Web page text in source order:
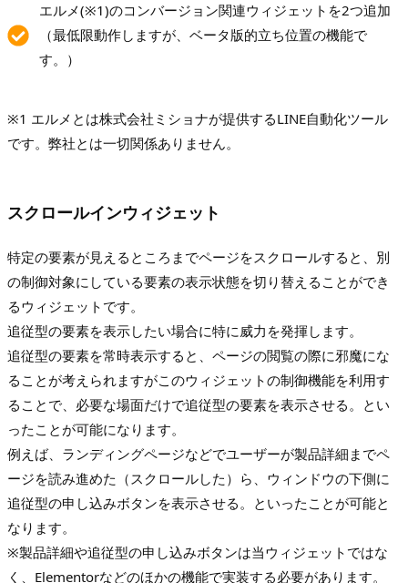
エルメ(※1)のコンバージョン関連ウィジェットを2つ追加
（最低限動作しますが、ベータ版的立ち位置の機能で
す。）
※1 エルメとは株式会社ミショナが提供するLINE自動化ツール
です。弊社とは一切関係ありません。
スクロールインウィジェット
特定の要素が見えるところまでページをスクロールすると、別
の制御対象にしている要素の表示状態を切り替えることができ
るウィジェットです。
追従型の要素を表示したい場合に特に威力を発揮します。
追従型の要素を常時表示すると、ページの閲覧の際に邪魔にな
ることが考えられますがこのウィジェットの制御機能を利用す
ることで、必要な場面だけで追従型の要素を表示させる。とい
ったことが可能になります。
例えば、ランディングページなどでユーザーが製品詳細までペ
ージを読み進めた（スクロールした）ら、ウィンドウの下側に
追従型の申し込みボタンを表示させる。といったことが可能と
なります。
※製品詳細や追従型の申し込みボタンは当ウィジェットではな
く、Elementorなどのほかの機能で実装する必要があります。